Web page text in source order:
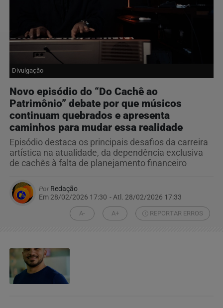
Divulgação
Novo episódio do “Do Cachê ao
Patrimônio” debate por que músicos
continuam quebrados e apresenta
caminhos para mudar essa realidade
Episódio destaca os principais desafios da carreira
artística na atualidade, da dependência exclusiva
de cachês à falta de planejamento financeiro
PorRedação
Em 28/02/2026 17:30 - Atl. 28/02/2026 17:33
A- A+ REPORTAR ERROS